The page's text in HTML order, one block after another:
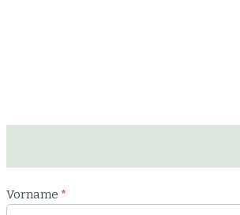
Newsletter
Workshop
Vorname *